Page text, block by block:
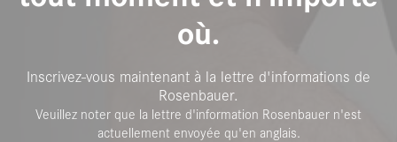
où.
Inscrivez-vous maintenant à la lettre d'informations de
Rosenbauer.
Veuillez noter que la lettre d'information Rosenbauer n'est
actuellement envoyée qu'en anglais.